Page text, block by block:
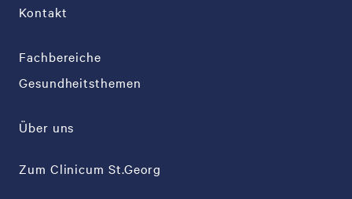
Kontakt
Fachbereiche
Gesundheitsthemen
Über uns
Zum Clinicum St.Georg